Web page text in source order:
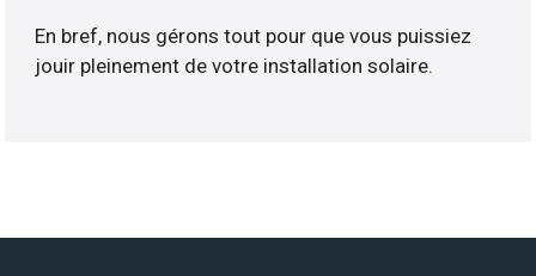
En bref, nous gérons tout pour que vous puissiez
jouir pleinement de votre installation solaire.